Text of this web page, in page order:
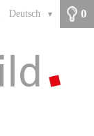
0
Deutsch ▼